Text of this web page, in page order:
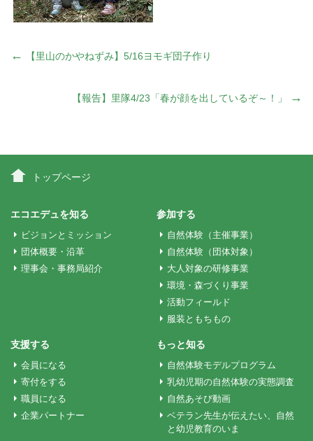
投
ビ
ゲ
ー
ョ
ン
← 【里山のかやねずみ】5/16ヨモギ団子作り
【報告】里隊4/23「春が顔を出しているぞ～！」 →
トップページ
エコエデュを知る
ビジョンとミッション
団体概要・沿革
理事会・事務局紹介
参加する
自然体験（主催事業）
自然体験（団体対象）
大人対象の研修事業
環境・森づくり事業
活動フィールド
服装ともちもの
支援する
会員になる
寄付をする
職員になる
企業パートナー
もっと知る
自然体験モデルプログラム
乳幼児期の自然体験の実態調査
自然あそび動画
ベテラン先生が伝えたい、自然
と幼児教育のいま